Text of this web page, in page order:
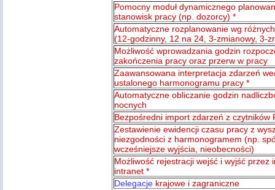
Pomocny moduł dynamicznego
stanowisk pracy (np. dozorcy) *
Automatyczne rozplanowanie wg
(12-godzinny, 12 na 24, 3-zmianowy, 3-
Możliwość wprowadzania godzin
zakończenia pracy oraz przerw w pracy
Zaawansowana interpretacja zdarzeń
ustalonego harmonogramu pracy *
Automatyczne obliczanie godzin
nocnych
Bezpośredni import zdarzeń z czytników
Zestawienie ewidencji czasu pracy z
niezgodności z harmonogramem (np.
wcześniejsze wyjścia, nieobecności)
Możliwość rejestracji wejść i wyjść przez
intranet *
Delegacje krajowe i zagraniczne